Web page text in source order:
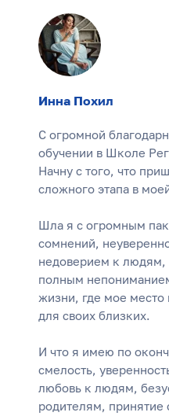
Инна Похил
С огромной
обучении в Школе
Начну с того, что
сложного этапа в
Шла я с огромным
сомнений,
недоверием к людям,
полным
жизни, где мое место
для своих близких.
И что я имею по
смелость,
любовь к людям,
родителям,